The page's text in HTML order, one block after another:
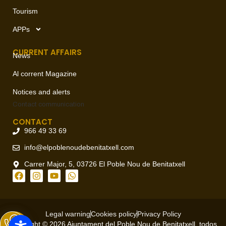
Tourism
APPs
CURRENT AFFAIRS
News
Al corrent Magazine
Notices and alerts
Contact communication
CONTACT
966 49 33 69
info@elpoblenoudebenitatxell.com
Carrer Major, 5, 03726 El Poble Nou de Benitatxell
Legal warningCookies policyPrivacy Policy
Copyright © 2026 Ajuntament del Poble Nou de Benitatxell, todos